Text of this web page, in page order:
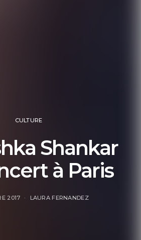
CULTURE
Shankar
à Paris
2017 LAURA FERNANDEZ